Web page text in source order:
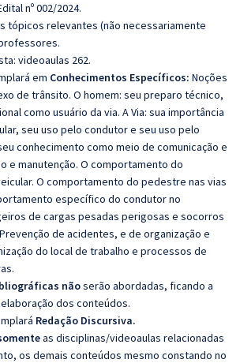
nº 002/2024.
tópicos relevantes (não necessariamente
videoaulas 262.
em Conhecimentos Específicos: Noções
de trânsito. O homem: seu preparo técnico,
como usuário da via. A Via: sua importância
seu uso pelo condutor e seu uso pelo
conhecimento como meio de comunicação e
e manutenção. O comportamento do
O comportamento do pedestre nas vias
específico do condutor no
de cargas pesadas perigosas e socorros
de acidentes, e de organização e
do local de trabalho e processos de
nãoserão abordadas, ficando a
dos conteúdos.
Redação Discursiva.
as disciplinas/videoaulas relacionadas
os demais conteúdos mesmo constando no